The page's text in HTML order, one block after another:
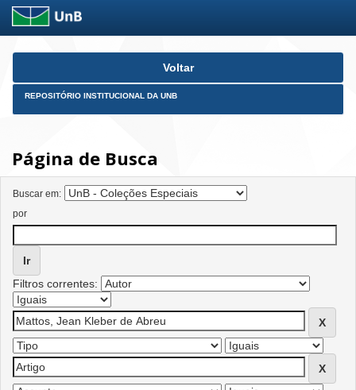
Skip
Voltar
REPOSITÓRIO INSTITUCIONAL DA UNB
Página de Busca
Buscar em:
por
Filtros correntes: